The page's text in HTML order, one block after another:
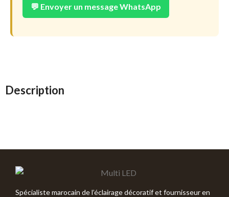
💬 Envoyer un message WhatsApp
Description
Spécialiste marocain de l’éclairage décoratif et fournisseur en